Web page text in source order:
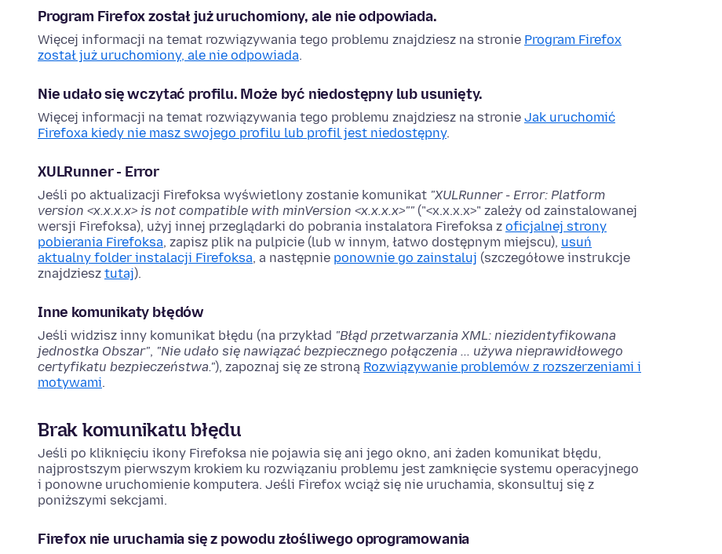
Program Firefox został już uruchomiony, ale nie odpowiada.
Więcej informacji na temat rozwiązywania tego problemu znajdziesz na stronie Program Firefox
został już uruchomiony, ale nie odpowiada.
Nie udało się wczytać profilu. Może być niedostępny lub usunięty.
Więcej informacji na temat rozwiązywania tego problemu znajdziesz na stronie Jak uruchomić
Firefoxa kiedy nie masz swojego profilu lub profil jest niedostępny.
XULRunner - Error
Jeśli po aktualizacji Firefoksa wyświetlony zostanie komunikat "XULRunner - Error: Platform
version <x.x.x.x> is not compatible with minVersion <x.x.x.x>"" ("<x.x.x.x>" zależy od zainstalowanej
wersji Firefoksa), użyj innej przeglądarki do pobrania instalatora Firefoksa z oficjalnej strony
pobierania Firefoksa, zapisz plik na pulpicie (lub w innym, łatwo dostępnym miejscu), usuń
aktualny folder instalacji Firefoksa, a następnie ponownie go zainstaluj (szczegółowe instrukcje
znajdziesz tutaj).
Inne komunikaty błędów
Jeśli widzisz inny komunikat błędu (na przykład "Błąd przetwarzania XML: niezidentyfikowana
jednostka Obszar", "Nie udało się nawiązać bezpiecznego połączenia ... używa nieprawidłowego
certyfikatu bezpieczeństwa."), zapoznaj się ze stroną Rozwiązywanie problemów z rozszerzeniami i
motywami.
Brak komunikatu błędu
Jeśli po kliknięciu ikony Firefoksa nie pojawia się ani jego okno, ani żaden komunikat błędu,
najprostszym pierwszym krokiem ku rozwiązaniu problemu jest zamknięcie systemu operacyjnego
i ponowne uruchomienie komputera. Jeśli Firefox wciąż się nie uruchamia, skonsultuj się z
poniższymi sekcjami.
Firefox nie uruchamia się z powodu złośliwego oprogramowania